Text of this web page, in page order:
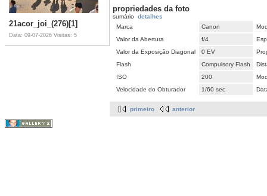
21acor_joi_(276)[1]
Data: 09-07-2026 Visitas: 5
propriedades da foto
sumário detalhes
Marca
Canon
Valor da Abertura
f/4
Valor da Exposição Diagonal
0 EV
Flash
Compulsory Flash
ISO
200
Velocidade do Obturador
1/60 sec
primeiro anterior